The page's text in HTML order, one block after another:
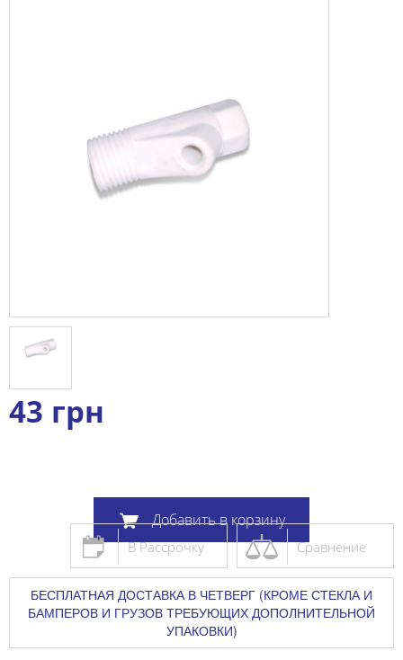
43 грн
Добавить в корзину
Сравнение
В Рассрочку
БЕСПЛАТНАЯ ДОСТАВКА В ЧЕТВЕРГ (КРОМЕ СТЕКЛА И
БАМПЕРОВ И ГРУЗОВ ТРЕБУЮЩИХ ДОПОЛНИТЕЛЬНОЙ
УПАКОВКИ)